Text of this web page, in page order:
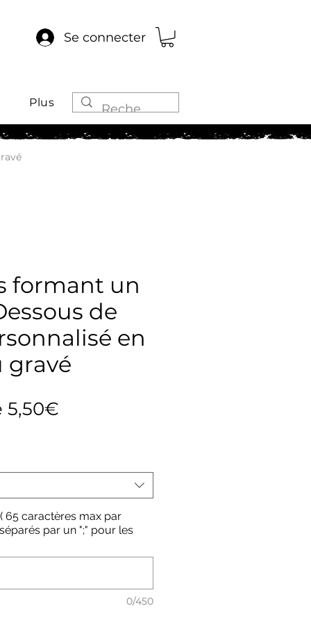
Se connecter
Plus
formant un
de
en
gravé
5,50€
65 caractères max par
par un ";" pour les
0/450